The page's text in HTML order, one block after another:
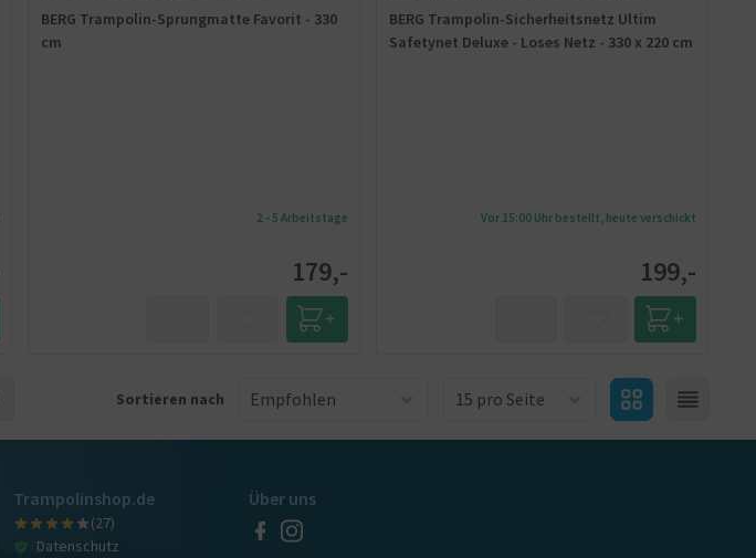
BERG Trampolin-Sprungmatte Favorit - 330
cm
2 - 5 Arbeitstage
179,-
BERG Trampolin-Sicherheitsnetz Ultim
Safetynet Deluxe - Loses Netz - 330 x 220 cm
Vor 15:00 Uhr bestellt, heute verschickt
199,-
Sortieren nach
Trampolinshop.de
(27)
Datenschutz
Über uns